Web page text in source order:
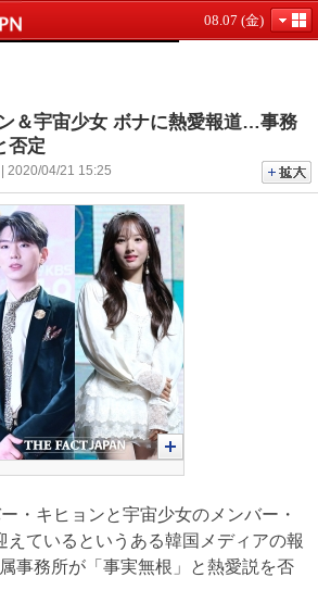
08.07 (金)
＆宇宙少女 ボナに熱愛報道…事務
否定
2020/04/21 15:25
・キヒョンと宇宙少女のメンバー・
えているというある韓国メディアの報
事務所が「事実無根」と熱愛説を否